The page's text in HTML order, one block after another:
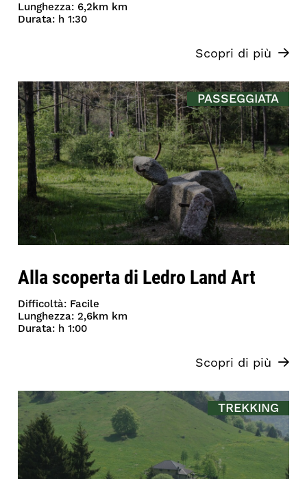
Lunghezza: 6,2km km
Durata: h 1:30
Scopri di più
PASSEGGIATA
Alla scoperta di Ledro Land Art
Difficoltà: Facile
Lunghezza: 2,6km km
Durata: h 1:00
Scopri di più
TREKKING